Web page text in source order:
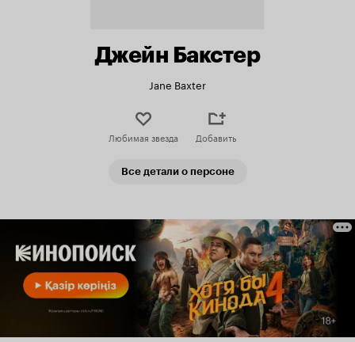
Джейн Бакстер
Jane Baxter
Любимая звезда Добавить
Все детали о персоне